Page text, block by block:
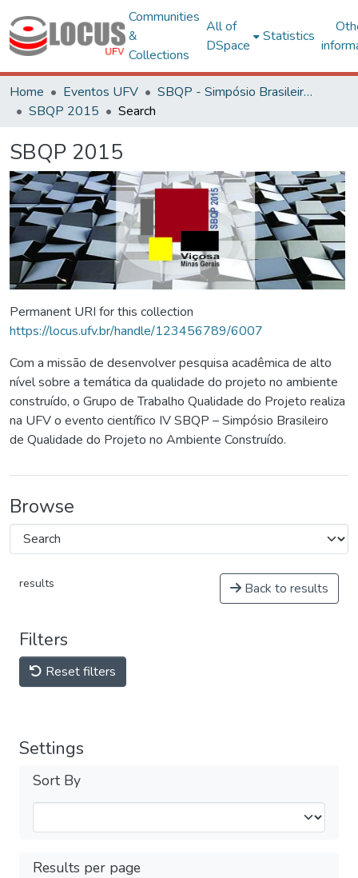
Communities
&
Collections
All of
DSpace
Statistics
Home Eventos UFV
SBQP - Simpósio Brasileiro de Qualidade do Projeto no Ambiente Construído
SBQP 2015
Search
SBQP 2015
Permanent URI for this collection
https://locus.ufv.br/handle/123456789/6007
Com a missão de desenvolver pesquisa acadêmica de alto
nível sobre a temática da qualidade do projeto no ambiente
construído, o Grupo de Trabalho Qualidade do Projeto realiza
na UFV o evento científico IV SBQP – Simpósio Brasileiro
de Qualidade do Projeto no Ambiente Construído.
Browse
results Back to results
Filters
Reset filters
Settings
Sort By
Results per page